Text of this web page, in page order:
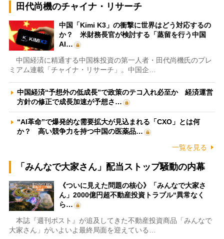
田代尚機のチャイナ・リサーチ
中国「Kimi K3」の衝撃に世界はどう対応するの
か？ 米財務長官が検討する「蒸留を行う中国
AI…
中国経済に精通する中国株投資の第一人者・田代尚機氏のプレ
ミアム連載「チャイナ・リサーチ」。中国企…
中国経済“予想外の低成長”で政策のテコ入れ必至か 経済運営
方針の修正で成長加速が予想さ…
“AI革命”で爆発的な需要拡大が見込まれる「CXO」とは何
か？ 高い競争力を持つ中国の医薬品…
一覧を見る
「みんなで大家さん」配当ストップ騒動の内幕
《ついに見えた問題の核心》「みんなで大家さ
ん」2000億円超不動産投資トラブル“異常なく
ら…
本誌『週刊ポスト』が追及してきた不動産投資商品「みんなで
大家さん」がいよいよ最終局面を迎えている…